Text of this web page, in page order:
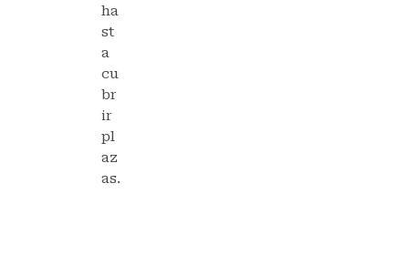
ha
st
a
cu
br
ir
pl
az
as.